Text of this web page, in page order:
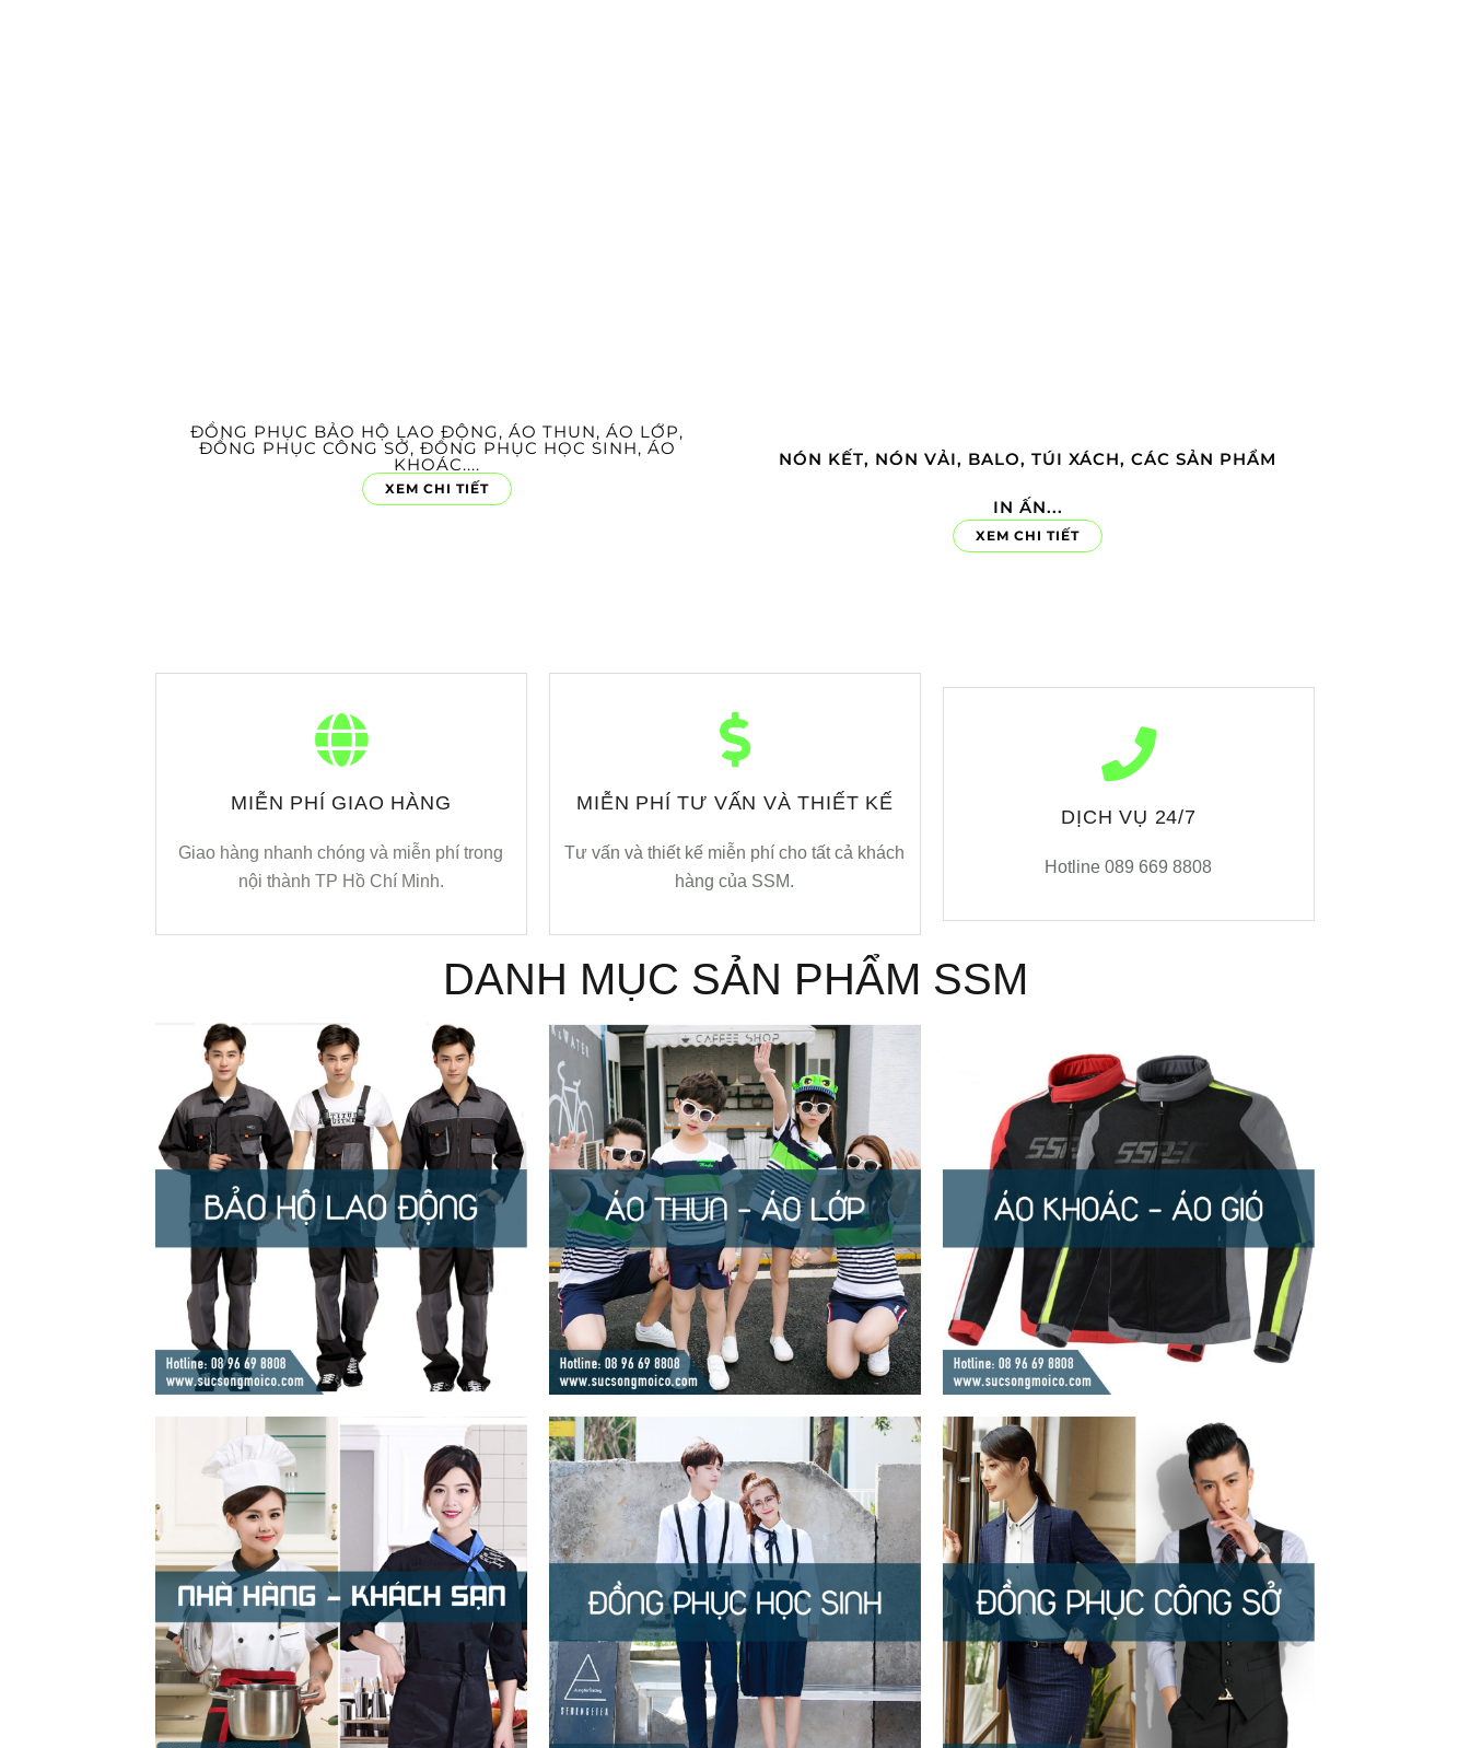
ĐỒNG PHỤC BẢO HỘ LAO ĐỘNG, ÁO THUN, ÁO LỚP,
ĐỒNG PHỤC CÔNG SỞ, ĐỒNG PHỤC HỌC SINH, ÁO
KHOÁC....
XEM CHI TIẾT
NÓN KẾT, NÓN VẢI, BALO, TÚI XÁCH, CÁC SẢN PHẨM
IN ẤN...
XEM CHI TIẾT
MIỄN PHÍ GIAO HÀNG
Giao hàng nhanh chóng và miễn phí trong
nội thành TP Hồ Chí Minh.
MIỄN PHÍ TƯ VẤN VÀ THIẾT KẾ
Tư vấn và thiết kế miễn phí cho tất cả khách
hàng của SSM.
DỊCH VỤ 24/7
Hotline 089 669 8808
DANH MỤC SẢN PHẨM SSM